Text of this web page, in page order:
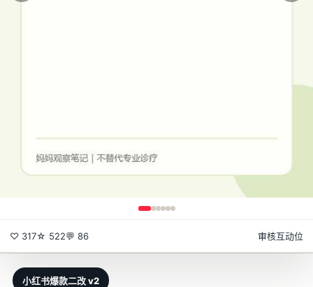
♡ 317☆ 522💬 86 审核互动位
小红书爆款二改 v2